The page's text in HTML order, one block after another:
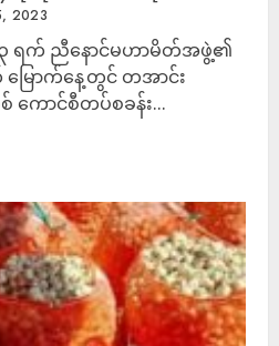
2023
၃ ရက် ညီနောင်မဟာမိတ်အဖွဲ့၏
မြောက်နေ့တွင် တအာင်း
ကောင်စီတပ်စခန်း...